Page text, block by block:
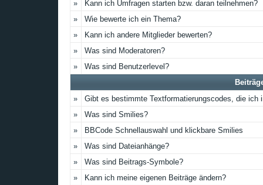
»
Kann ich Umfragen starten bzw. daran teilnehmen?
»
Wie bewerte ich ein Thema?
»
Kann ich andere Mitglieder bewerten?
»
Was sind Moderatoren?
»
Was sind Benutzerlevel?
»
Gibt es bestimmte Textformatierungscodes, die ich
»
Was sind Smilies?
»
BBCode Schnellauswahl und klickbare Smilies
»
Was sind Dateianhänge?
»
Was sind Beitrags-Symbole?
»
Kann ich meine eigenen Beiträge ändern?